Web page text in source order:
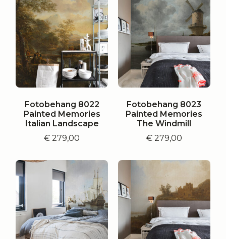
Fotobehang 8022
Painted Memories
Italian Landscape
€ 279,00
Fotobehang 8023
Painted Memories
The Windmill
€279,00